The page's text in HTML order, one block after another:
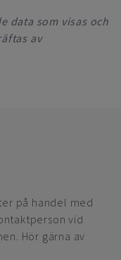
data som visas och
av
på handel med
vid
Hör gärna av